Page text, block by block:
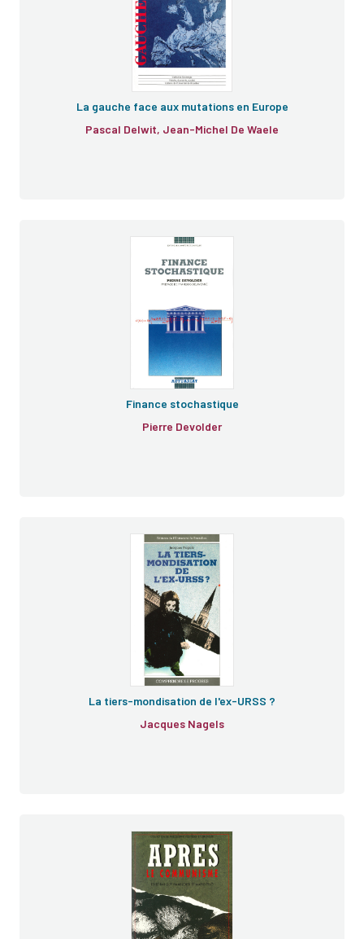
La gauche face aux mutations en Europe
Pascal Delwit, Jean-Michel De Waele
Finance stochastique
Pierre Devolder
La tiers-mondisation de l'ex-URSS ?
Jacques Nagels